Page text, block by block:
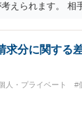
えられます。 相
す。 借用書など
めします。
求分に関する
人・プライベート
#